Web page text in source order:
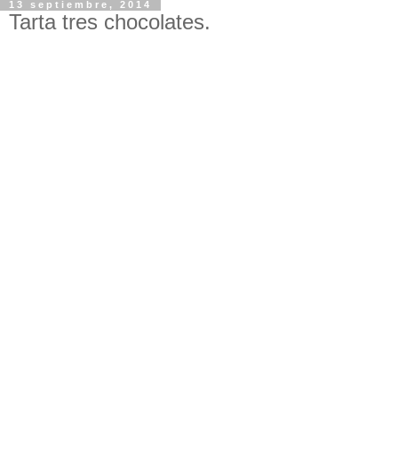
13 septiembre, 2014
Tarta tres chocolates.